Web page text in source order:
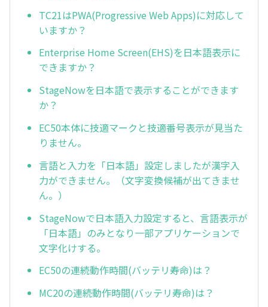
TC21はPWA(Progressive Web Apps)に対応して
いますか？
Enterprise Home Screen(EHS)を日本語表示に
できますか？
StageNowを日本語で表示することができます
か？
EC50本体に技適マークと技適番号表示が見当た
りません。
言語と入力を「日本語」設定しましたが漢字入
力ができません。（文字変換候補が出てきませ
ん。）
StageNowで日本語入力設定すると、言語表示が
「日本語」のみとなり一部アプリケーションで
文字化けする。
EC50の連続動作時間(バッテリ寿命)は？
MC20の連続動作時間(バッテリ寿命)は？